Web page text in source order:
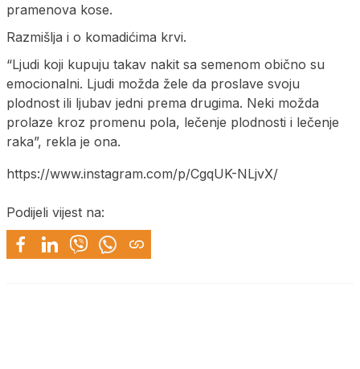
pramenova kose.
Razmišlja i o komadićima krvi.
“Ljudi koji kupuju takav nakit sa semenom obično su
emocionalni. Ljudi možda žele da proslave svoju
plodnost ili ljubav jedni prema drugima. Neki možda
prolaze kroz promenu pola, lečenje plodnosti i lečenje
raka”, rekla je ona.
https://www.instagram.com/p/CgqUK-NLjvX/
Podijeli vijest na: